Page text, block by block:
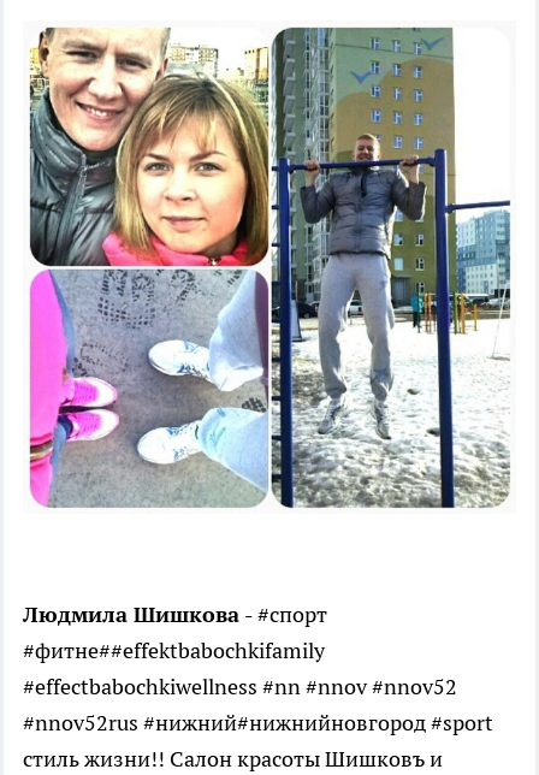
Людмила Шишкова -#спорт
#фитне##effektbabochkifamily
#effectbabochkiwellness #nn #nnov #nnov52
#nnov52rus #нижний#нижнийновгород #sport
стиль жизни!! Салон красоты Шишковъ и